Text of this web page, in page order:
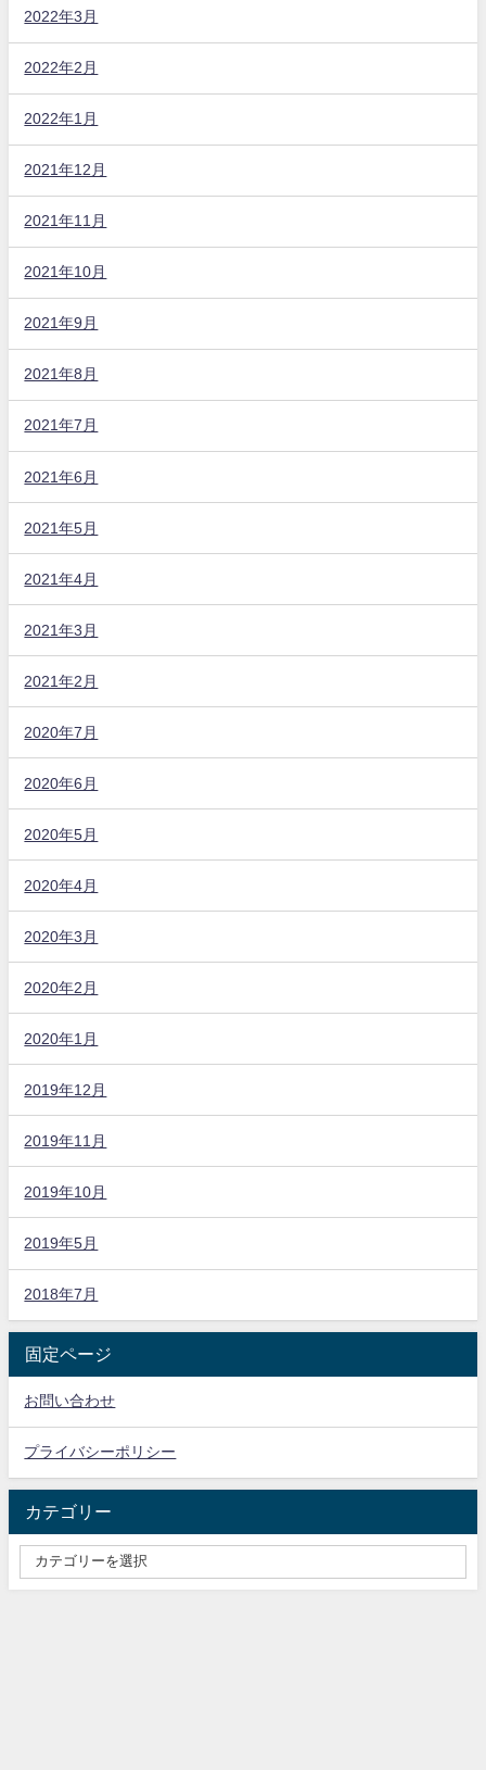
2022年3月
2022年2月
2022年1月
2021年12月
2021年11月
2021年10月
2021年9月
2021年8月
2021年7月
2021年6月
2021年5月
2021年4月
2021年3月
2021年2月
2020年7月
2020年6月
2020年5月
2020年4月
2020年3月
2020年2月
2020年1月
2019年12月
2019年11月
2019年10月
2019年5月
2018年7月
固定ページ
お問い合わせ
プライバシーポリシー
カテゴリー